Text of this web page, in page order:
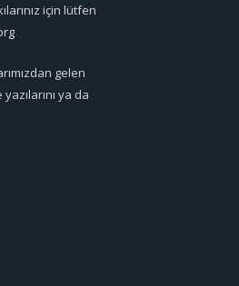
için lütfen
gelen
ya da